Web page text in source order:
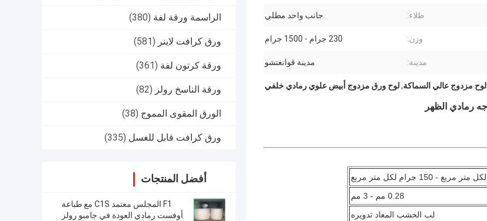
الراسمة ورقة لفة (380)
ورق كرافت لاينر (581)
ورقة كرتون لفة (361)
ورقة الناسخ رولز (82)
الورق المقوى المموج (38)
ورق كرافت قابل للغسل (335)
أفضل المنتجات
F1 المجلس معتمد C1S مع طباعة
أوفست رمادي العودة في جامبو رولز
طلاء: جانب واحد مطلي
وزن: 230 جرام - 1500 جرام
مدينة: مدينة قوانغتشو
لوح مزدوج عالي السماكة,لوح ورق مزدوج أبيض علوي رمادي خلفي
0.28 مم - 3 مم
لب الخشب المعاد تدويره